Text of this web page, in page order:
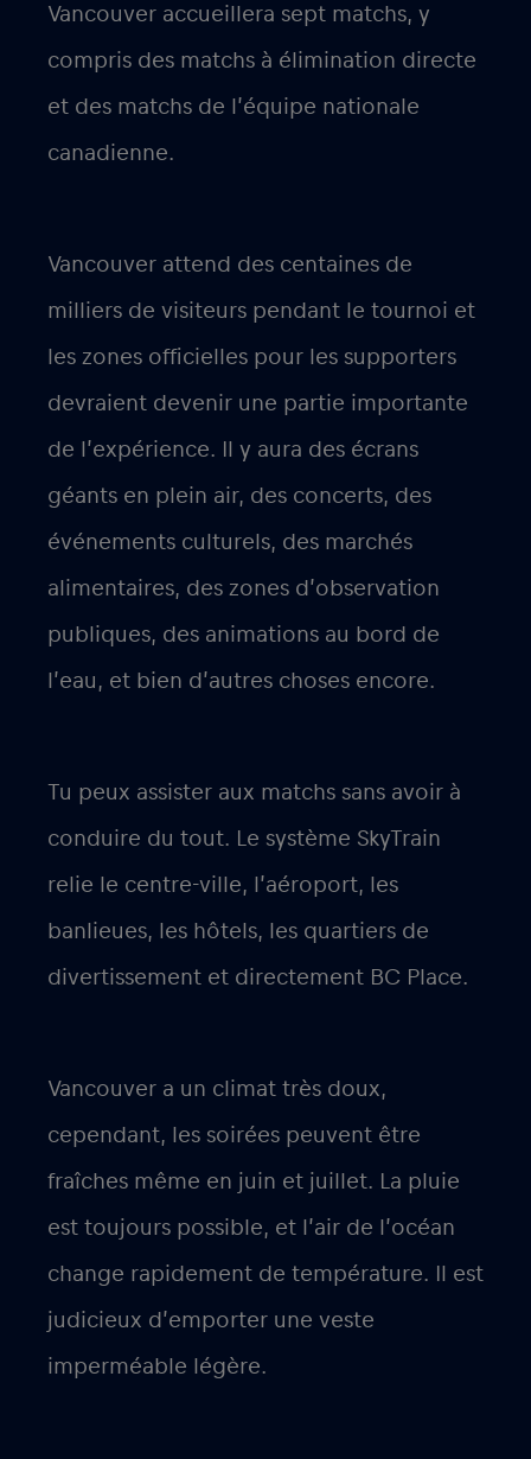
Vancouver accueillera sept matchs, y
compris des matchs à élimination directe
et des matchs de l’équipe nationale
canadienne.
Vancouver attend des centaines de
milliers de visiteurs pendant le tournoi et
les zones officielles pour les supporters
devraient devenir une partie importante
de l’expérience. Il y aura des écrans
géants en plein air, des concerts, des
événements culturels, des marchés
alimentaires, des zones d’observation
publiques, des animations au bord de
l’eau, et bien d’autres choses encore.
Tu peux assister aux matchs sans avoir à
conduire du tout. Le système SkyTrain
relie le centre-ville, l’aéroport, les
banlieues, les hôtels, les quartiers de
divertissement et directement BC Place.
Vancouver a un climat très doux,
cependant, les soirées peuvent être
fraîches même en juin et juillet. La pluie
est toujours possible, et l’air de l’océan
change rapidement de température. Il est
judicieux d’emporter une veste
imperméable légère.